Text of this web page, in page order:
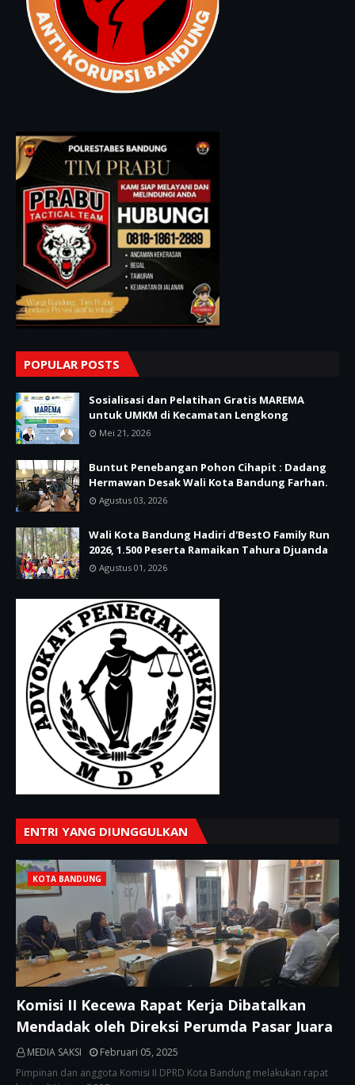
POPULAR POSTS
Sosialisasi dan Pelatihan Gratis MAREMA
untuk UMKM di Kecamatan Lengkong
Mei 21, 2026
Buntut Penebangan Pohon Cihapit : Dadang
Hermawan Desak Wali Kota Bandung Farhan.
Agustus 03, 2026
Wali Kota Bandung Hadiri d'BestO Family Run
2026, 1.500 Peserta Ramaikan Tahura Djuanda
Agustus 01, 2026
ENTRI YANG DIUNGGULKAN
KOTA BANDUNG
Komisi II Kecewa Rapat Kerja Dibatalkan
Mendadak oleh Direksi Perumda Pasar Juara
MEDIA SAKSI
Februari 05, 2025
Pimpinan dan anggota Komisi II DPRD Kota Bandung melakukan rapat